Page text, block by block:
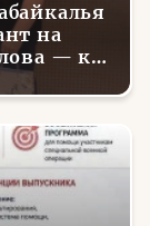
на
— к